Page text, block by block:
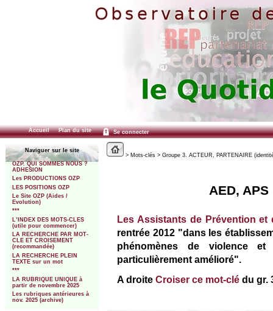
Accueil Plan du site Se connecter
Naviguer sur le site
OZP. QUI SOMMES NOUS ?
ADHESION
Les PRODUCTIONS OZP
LES POSITIONS OZP
Le Site OZP (Aides /
Evolution)
***
L’INDEX DES MOTS-CLES
(utile pour commencer)
LA RECHERCHE PAR MOT-
CLE ET CROISEMENT
(recommandée)
LA RECHERCHE PLEIN
TEXTE sur un mot
***
LA RUBRIQUE UNIQUE à
partir de novembre 2025
Les rubriques antérieures à
nov. 2025 (archive)
> Mots-clés > Groupe 3. ACTEUR, PARTENAIRE
AED,
Les Assistants de Prévention et
rentrée 2012 "dans les
phénomènes de violence
particulièrement amélioré".
A droiteCroiser ce mot-clé du gr.